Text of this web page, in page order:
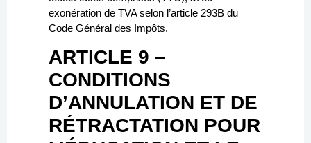
exonération de TVA selon l’article 293B du
Code Général des Impôts.
ARTICLE 9 –
CONDITIONS
D’ANNULATION ET DE
RÉTRACTATION POUR